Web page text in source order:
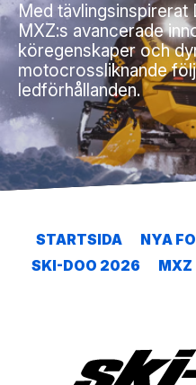
Med
MXZ:s avancerade
köregenskaper och
motocrossliknande
ledförhållanden.
STARTSIDA
NYA
SKI-DOO 2026
MXZ